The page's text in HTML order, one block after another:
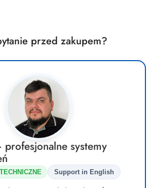
przed zakupem?
systemy
Support in English